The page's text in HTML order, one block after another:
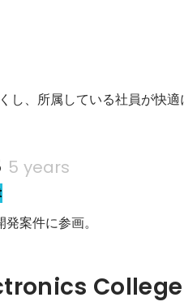
し、所属している社員が快適
5 years
案件に参画。
College